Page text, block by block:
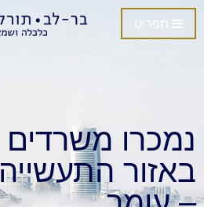
נמכרו משרדים
באזור התעשייה